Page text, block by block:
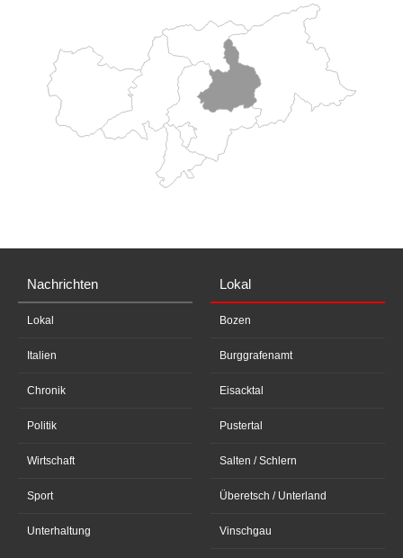
Nachrichten
Lokal
Italien
Chronik
Politik
Wirtschaft
Sport
Unterhaltung
Lokal
Bozen
Burggrafenamt
Eisacktal
Pustertal
Salten / Schlern
Überetsch / Unterland
Vinschgau